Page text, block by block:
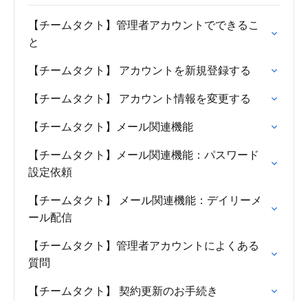
【チームタクト】管理者アカウントでできるこ
と
【チームタクト】 アカウントを新規登録する
【チームタクト】 アカウント情報を変更する
【チームタクト】メール関連機能
【チームタクト】メール関連機能：パスワード
設定依頼
【チームタクト】 メール関連機能：デイリーメ
ール配信
【チームタクト】管理者アカウントによくある
質問
【チームタクト】 契約更新のお手続き